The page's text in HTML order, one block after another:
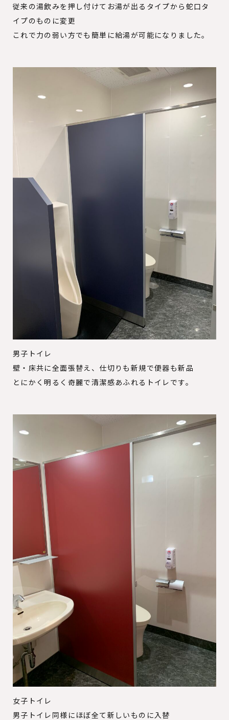
従来の湯飲みを押し付けてお湯が出るタイプから蛇口タ
イプのものに変更
これで力の弱い方でも簡単に給湯が可能になりました。
男子トイレ
壁・床共に全面張替え、仕切りも新規で便器も新品
とにかく明るく奇麗で清潔感あふれるトイレです。
女子トイレ
男子トイレ同様にほぼ全て新しいものに入替